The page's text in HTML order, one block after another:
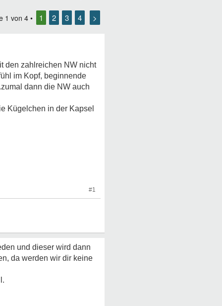
1 von 4 • 1 2 3 4 >
den zahlreichen NW nicht
im Kopf, beginnende
dann die NW auch
Kügelchen in der Kapsel
#1
und dieser wird dann
da werden wir dir keine